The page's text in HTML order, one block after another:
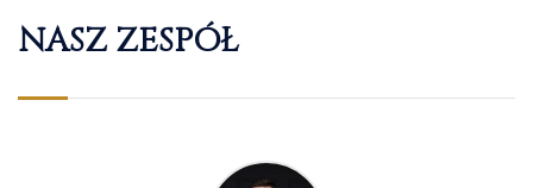
NASZ ZESPÓŁ